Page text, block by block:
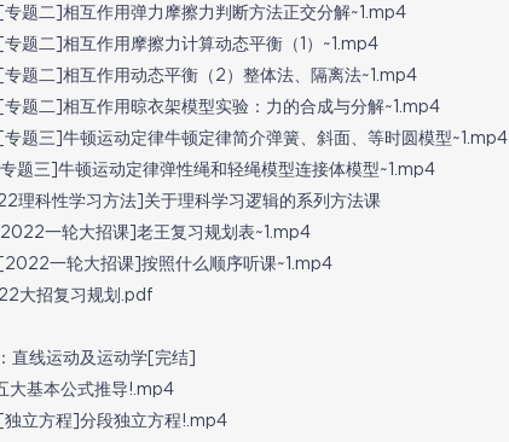
题二]相互作用弹力摩擦力判断方法正交分解~1.mp4
题二]相互作用摩擦力计算动态平衡（1）~1.mp4
题二]相互作用动态平衡（2）整体法、隔离法~1.mp4
题二]相互作用晾衣架模型实验：力的合成与分解~1.mp4
题三]牛顿运动定律牛顿定律简介弹簧、斜面、等时圆模型~1.mp4
题三]牛顿运动定律弹性绳和轻绳模型连接体模型~1.mp4
理科性学习方法]关于理科学习逻辑的系列方法课
一轮大招课]老王复习规划表~1.mp4
一轮大招课]按照什么顺序听课~1.mp4
大招复习规划.pdf
直线运动及运动学[完结]
大基本公式推导!.mp4
立方程]分段独立方程!.mp4